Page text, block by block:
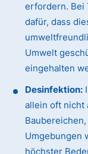
erfordern. Bei
dafür, dass
Umwelt
eingehalten
Desinfektion:
allein oft nicht
Umgebungen
höchster